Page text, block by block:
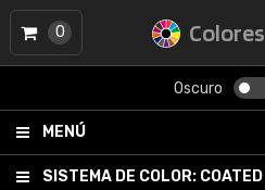
Colores
Oscuro
MENÚ
SISTEMA DE COLOR: COATED
0